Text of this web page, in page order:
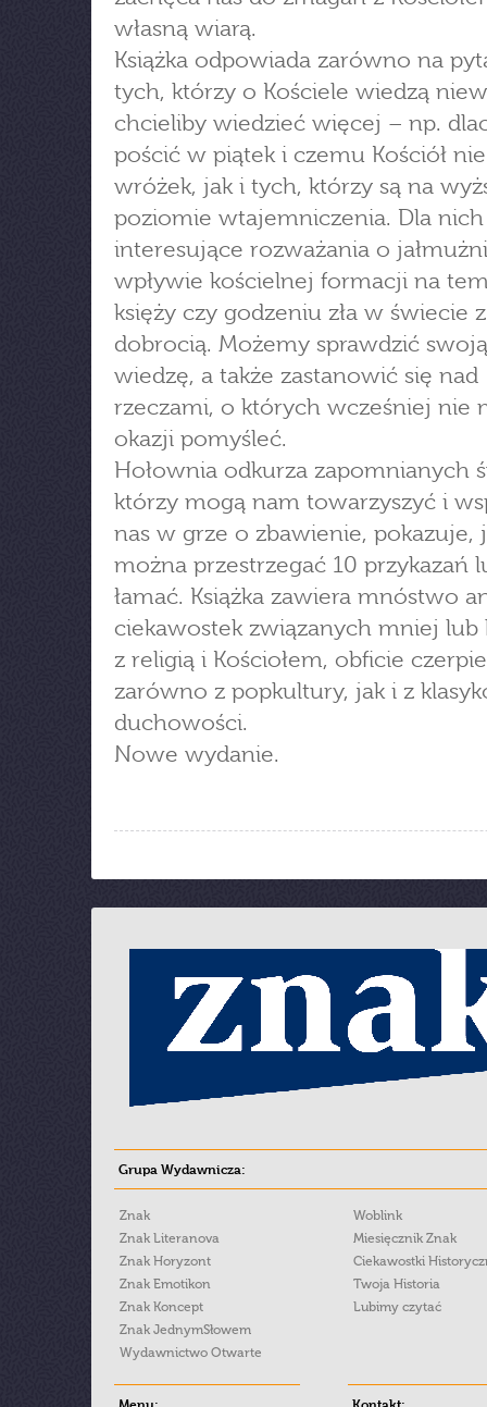
własną wiarą.
Książka odpowiada zarówno na
tych, którzy o Kościele wiedzą
chcieliby wiedzieć więcej – np.
pościć w piątek i czemu Kościół
wróżek, jak i tych, którzy są na
poziomie wtajemniczenia. Dla nich
interesujące rozważania o
wpływie kościelnej formacji na
księży czy godzeniu zła w świecie
dobrocią. Możemy sprawdzić
wiedzę, a także zastanowić się nad
rzeczami, o których wcześniej nie
okazji pomyśleć.
Hołownia odkurza zapomnianych
którzy mogą nam towarzyszyć i
nas w grze o zbawienie, pokazuje,
można przestrzegać 10 przykazań
łamać. Książka zawiera mnóstwo
ciekawostek związanych mniej lub
z religią i Kościołem, obficie czerpie
zarówno z popkultury, jak i z
duchowości.
Nowe wydanie.
Grupa Wydawnicza:
Znak
Znak Literanova
Znak Horyzont
Znak Emotikon
Znak Koncept
Znak JednymSłowem
Wydawnictwo Otwarte
Woblink
Miesięcznik Znak
Ciekawostki
Twoja Historia
Lubimy czytać